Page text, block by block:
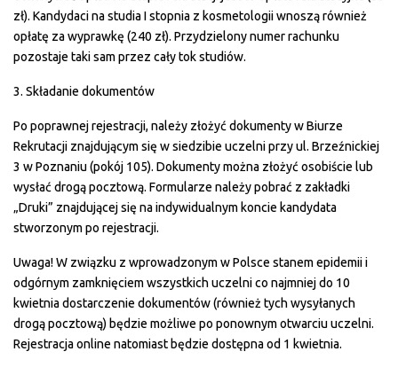
zł). Kandydaci na studia I stopnia z kosmetologii wnoszą również
opłatę za wyprawkę (240 zł). Przydzielony numer rachunku
pozostaje taki sam przez cały tok studiów.
3. Składanie dokumentów
Po poprawnej rejestracji, należy złożyć dokumenty w Biurze
Rekrutacji znajdującym się w siedzibie uczelni przy ul. Brzeźnickiej
3 w Poznaniu (pokój 105). Dokumenty można złożyć osobiście lub
wysłać drogą pocztową. Formularze należy pobrać z zakładki
„Druki” znajdującej się na indywidualnym koncie kandydata
stworzonym po rejestracji.
Uwaga! W związku z wprowadzonym w Polsce stanem epidemii i
odgórnym zamknięciem wszystkich uczelni co najmniej do 10
kwietnia dostarczenie dokumentów (również tych wysyłanych
drogą pocztową) będzie możliwe po ponownym otwarciu uczelni.
Rejestracja online natomiast będzie dostępna od 1 kwietnia.